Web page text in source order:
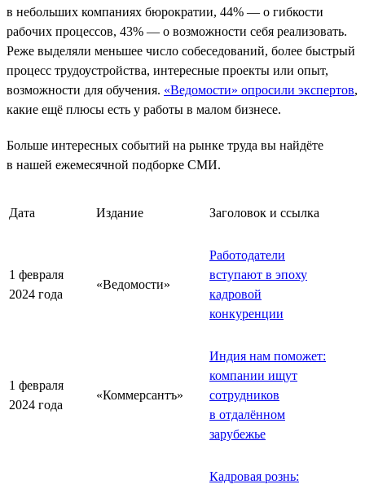
в небольших компаниях бюрократии, 44% — о гибкости
рабочих процессов, 43% — о возможности себя реализовать.
Реже выделяли меньшее число собеседований, более быстрый
процесс трудоустройства, интересные проекты или опыт,
возможности для обучения. «Ведомости» опросили экспертов,
какие ещё плюсы есть у работы в малом бизнесе.
Больше интересных событий на рынке труда вы найдёте
в нашей ежемесячной подборке СМИ.
Дата Издание Заголовок и ссылка
1 февраля
2024 года
«Ведомости»
Работодатели
вступают в эпоху
кадровой
конкуренции
1 февраля
2024 года
«Коммерсантъ»
Индия нам поможет:
компании ищут
сотрудников
в отдалённом
зарубежье
Кадровая рознь: